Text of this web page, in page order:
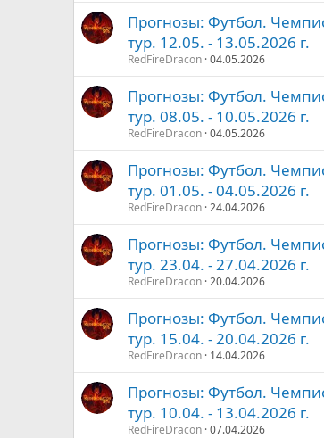
Прогнозы: Футбол.
тур. 12.05. - 13.05.2026 г.
RedFireDracon 04.05.2026
Прогнозы: Футбол.
тур. 08.05. - 10.05.2026 г.
RedFireDracon 04.05.2026
Прогнозы: Футбол.
тур. 01.05. - 04.05.2026 г.
RedFireDracon 24.04.2026
Прогнозы: Футбол.
тур. 23.04. - 27.04.2026 г.
RedFireDracon 20.04.2026
Прогнозы: Футбол.
тур. 15.04. - 20.04.2026 г.
RedFireDracon 14.04.2026
Прогнозы: Футбол.
тур. 10.04. - 13.04.2026 г.
RedFireDracon 07.04.2026